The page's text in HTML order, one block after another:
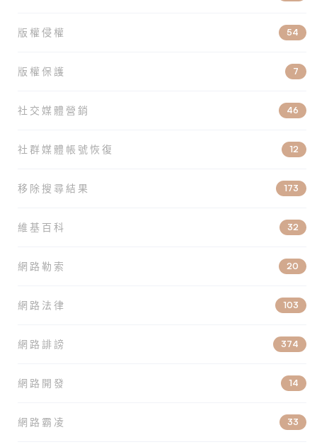
版權侵權 54
版權保護 7
社交媒體營銷 46
社群媒體帳號恢復 12
移除搜尋結果 173
維基百科 32
網路勒索 20
網路法律 103
網路誹謗 374
網路開發 14
網路霸凌 33